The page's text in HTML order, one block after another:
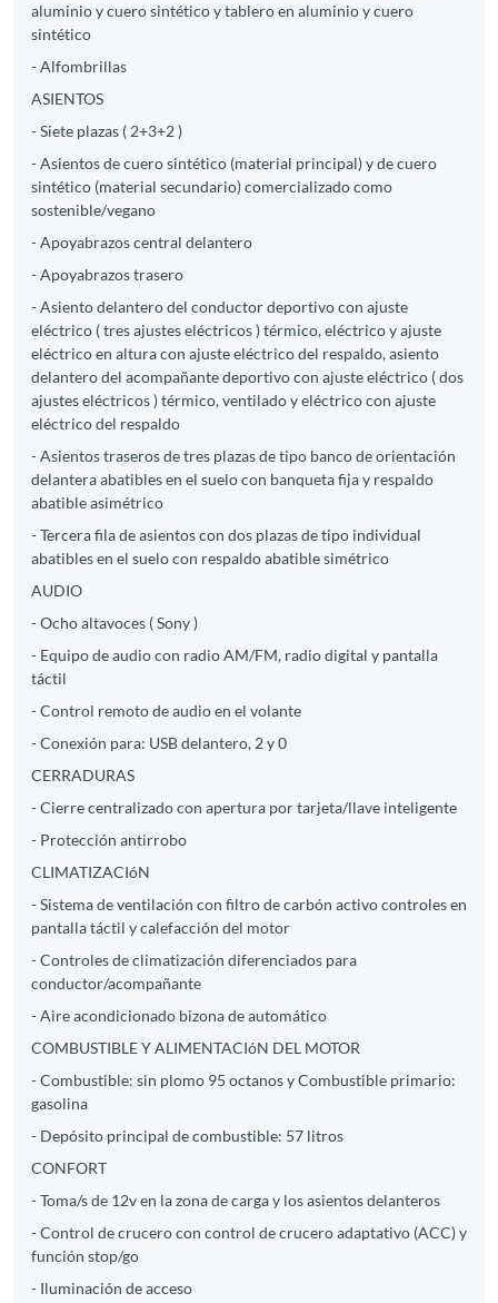
aluminio y cuero sintético y tablero en aluminio y cuero
sintético
- Alfombrillas
ASIENTOS
- Siete plazas ( 2+3+2 )
- Asientos de cuero sintético (material principal) y de cuero
sintético (material secundario) comercializado como
sostenible/vegano
- Apoyabrazos central delantero
- Apoyabrazos trasero
- Asiento delantero del conductor deportivo con ajuste
eléctrico ( tres ajustes eléctricos ) térmico, eléctrico y ajuste
eléctrico en altura con ajuste eléctrico del respaldo, asiento
delantero del acompañante deportivo con ajuste eléctrico ( dos
ajustes eléctricos ) térmico, ventilado y eléctrico con ajuste
eléctrico del respaldo
- Asientos traseros de tres plazas de tipo banco de orientación
delantera abatibles en el suelo con banqueta fija y respaldo
abatible asimétrico
- Tercera fila de asientos con dos plazas de tipo individual
abatibles en el suelo con respaldo abatible simétrico
AUDIO
- Ocho altavoces ( Sony )
- Equipo de audio con radio AM/FM, radio digital y pantalla
táctil
- Control remoto de audio en el volante
- Conexión para: USB delantero, 2 y 0
CERRADURAS
- Cierre centralizado con apertura por tarjeta/llave inteligente
- Protección antirrobo
CLIMATIZACIóN
- Sistema de ventilación con filtro de carbón activo controles en
pantalla táctil y calefacción del motor
- Controles de climatización diferenciados para
conductor/acompañante
- Aire acondicionado bizona de automático
COMBUSTIBLE Y ALIMENTACIóN DEL MOTOR
- Combustible: sin plomo 95 octanos y Combustible primario:
gasolina
- Depósito principal de combustible: 57 litros
CONFORT
- Toma/s de 12v en la zona de carga y los asientos delanteros
- Control de crucero con control de crucero adaptativo (ACC) y
función stop/go
- Iluminación de acceso